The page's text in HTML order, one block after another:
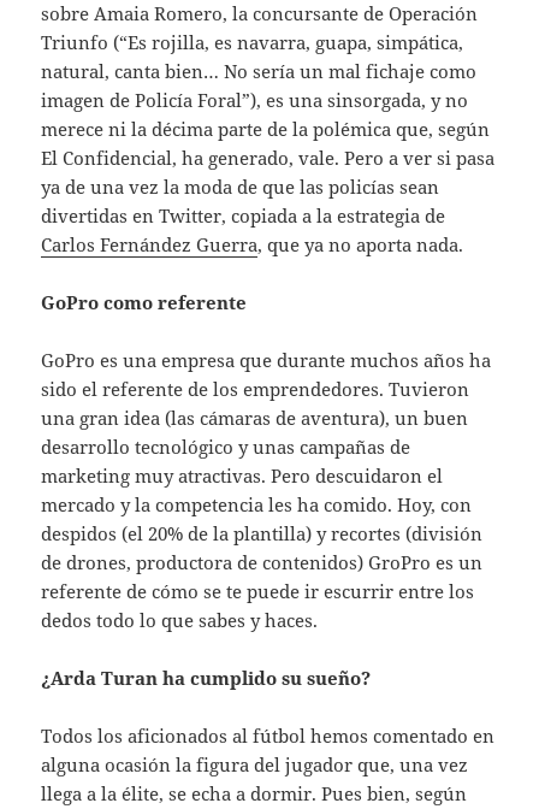
sobre Amaia Romero, la concursante de Operación
Triunfo (“Es rojilla, es navarra, guapa, simpática,
natural, canta bien… No sería un mal fichaje como
imagen de Policía Foral”), es una sinsorgada, y no
merece ni la décima parte de la polémica que, según
El Confidencial, ha generado, vale. Pero a ver si pasa
ya de una vez la moda de que las policías sean
divertidas en Twitter, copiada a la estrategia de
Carlos Fernández Guerra, que ya no aporta nada.
GoPro como referente
GoPro es una empresa que durante muchos años ha
sido el referente de los emprendedores. Tuvieron
una gran idea (las cámaras de aventura), un buen
desarrollo tecnológico y unas campañas de
marketing muy atractivas. Pero descuidaron el
mercado y la competencia les ha comido. Hoy, con
despidos (el 20% de la plantilla) y recortes (división
de drones, productora de contenidos) GroPro es un
referente de cómo se te puede ir escurrir entre los
dedos todo lo que sabes y haces.
¿Arda Turan ha cumplido su sueño?
Todos los aficionados al fútbol hemos comentado en
alguna ocasión la figura del jugador que, una vez
llega a la élite, se echa a dormir. Pues bien, según